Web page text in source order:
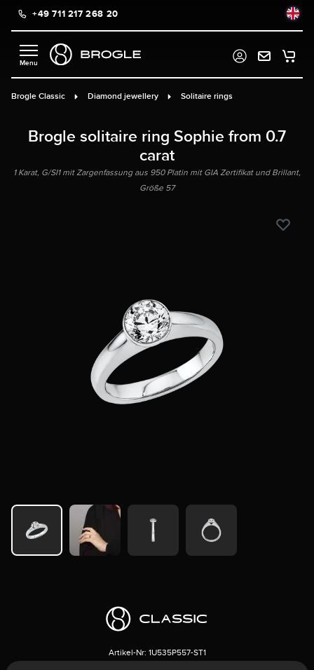
content+49 711 217 268 20
Brogle Classic Diamond jewellery Solitaire rings
Brogle solitaire ring Sophie from 0.7
carat
1 Karat, G/SI1 mit Zargenfassung aus 950 Platin mit GIA Zertifikat und Brillant,
Größe 57
Artikel-Nr: 1U535P557-ST1